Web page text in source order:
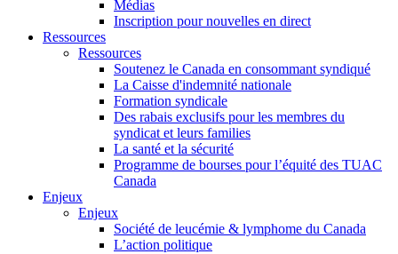
Médias
Inscription pour nouvelles en direct
Ressources
Ressources
Soutenez le Canada en consommant syndiqué
La Caisse d'indemnité nationale
Formation syndicale
Des rabais exclusifs pour les membres du
syndicat et leurs families
La santé et la sécurité
Programme de bourses pour l’équité des TUAC
Canada
Enjeux
Enjeux
Société de leucémie & lymphome du Canada
L’action politique